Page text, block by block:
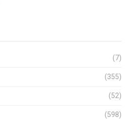
(7)
(355)
(52)
(598)